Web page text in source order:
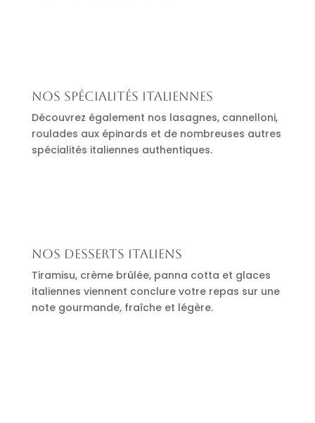
Nos spécialités italiennes
Découvrez également nos lasagnes, cannelloni,
roulades aux épinards et de nombreuses autres
spécialités italiennes authentiques.
Nos desserts italiens
Tiramisu, crème brûlée, panna cotta et glaces
italiennes viennent conclure votre repas sur une
note gourmande, fraîche et légère.